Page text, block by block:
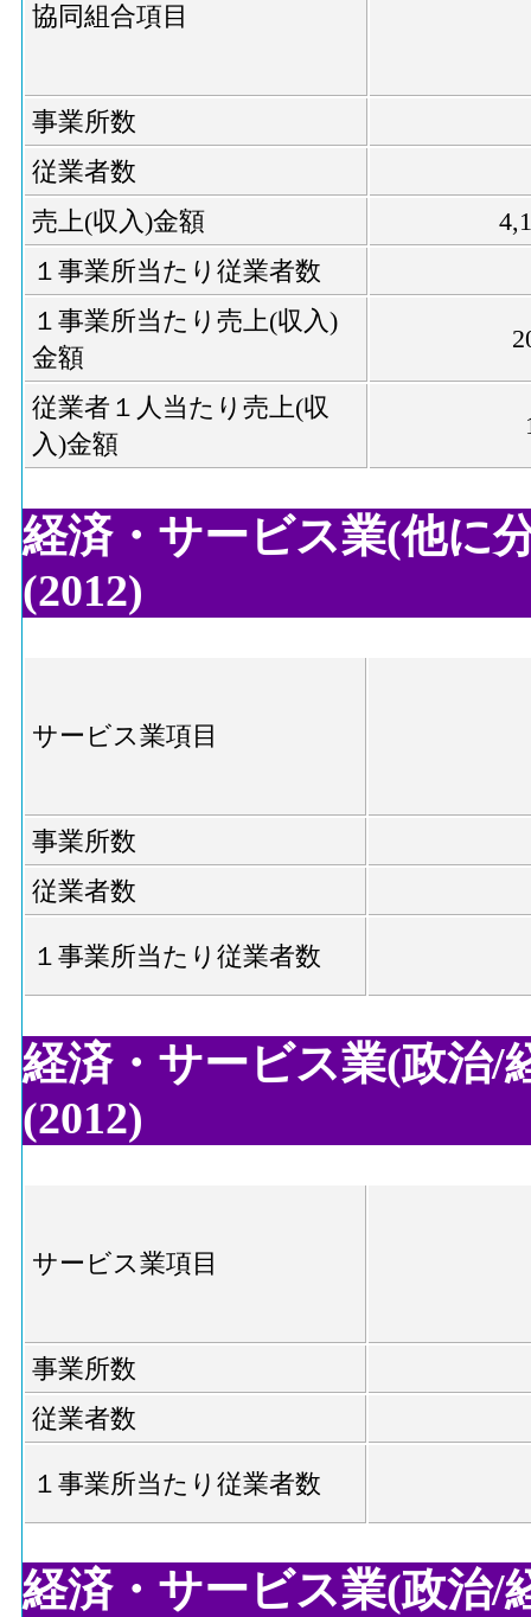
協同組合項目
事業所数
従業者数
売上(収入)金額
１事業所当たり従業者数
１事業所当たり売上(収入)
金額
従業者１人当たり売上(収
入)金額
経済・サービス業(他に
(2012)
サービス業項目
事業所数
従業者数
１事業所当たり従業者数
経済・サービス業(政治/
(2012)
サービス業項目
事業所数
従業者数
１事業所当たり従業者数
経済・サービス業(政治/